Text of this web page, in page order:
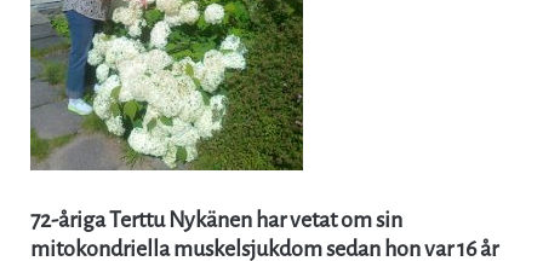
72-åriga Terttu Nykänen har vetat om sin
mitokondriella muskelsjukdom sedan hon var 16 år